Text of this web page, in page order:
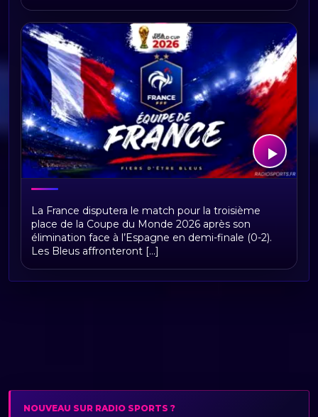
Équipe de France à la Coupe du Monde
FIFA 2026 : calendrier, groupe,
résultats et parcours des Bleus
La France disputera le match pour la troisième
place de la Coupe du Monde 2026 après son
élimination face à l’Espagne en demi-finale (0-2).
Les Bleus affronteront [...]
NOUVEAU SUR RADIO SPORTS ?